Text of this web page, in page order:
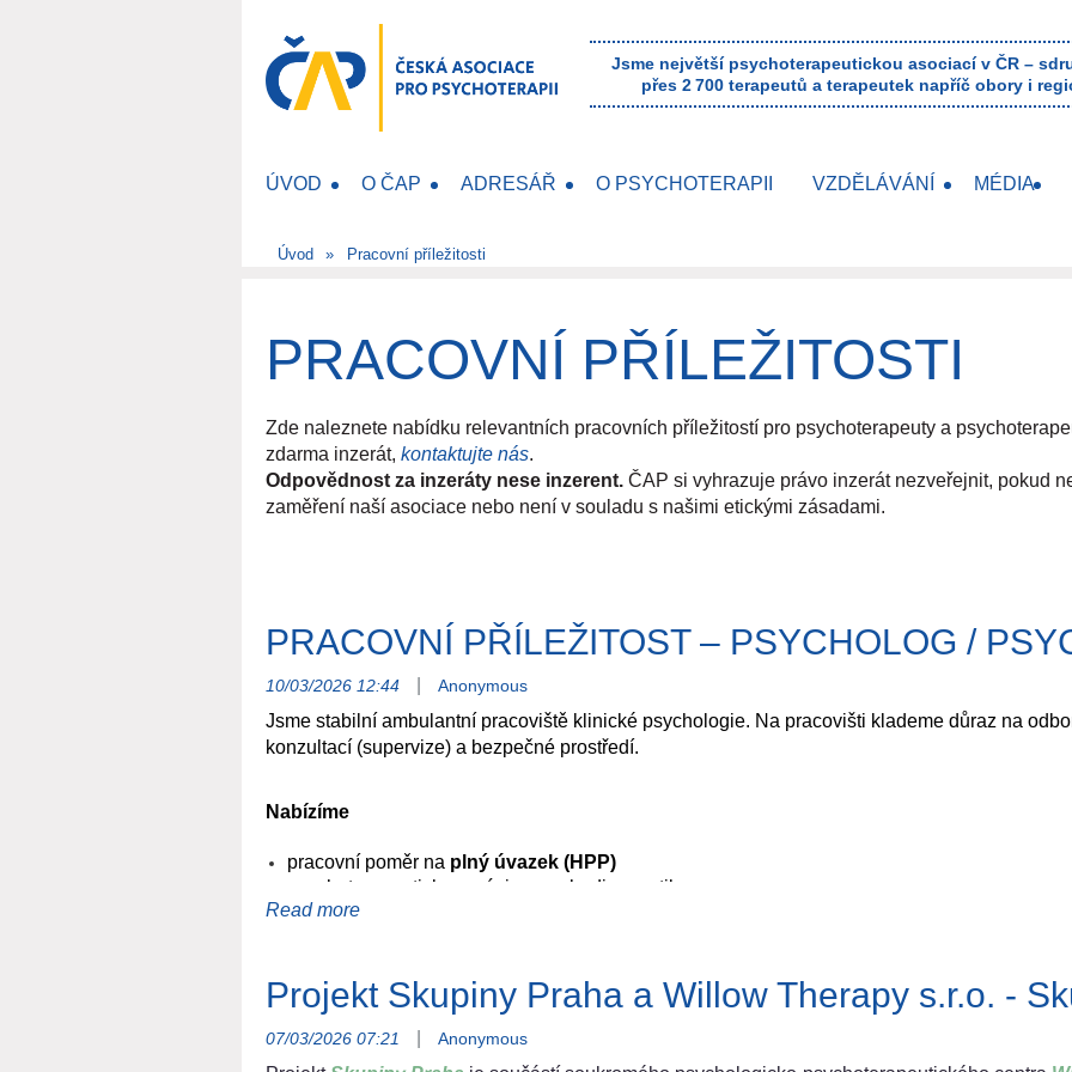
Jsme největší psychoterapeutickou asociací v ČR –
přes 2 700 terapeutů a terapeutek napříč obory i
ÚVOD O ČAP ADRESÁŘ O PSYCHOTERAPII VZDĚLÁVÁNÍ MÉDIA
Úvod Pracovní příležitosti
PRACOVNÍ PŘÍLEŽITOSTI
Zde naleznete nabídku relevantních pracovních příležitostí pro psychoterapeuty a
zdarma inzerát, kontaktujte nás.
Odpovědnost za inzeráty nese inzerent. ČAP si vyhrazuje právo inzerát nezveřejnit, pokud
zaměření naší asociace nebo není v souladu s našimi etickými zásadami.
PRACOVNÍ PŘÍLEŽITOST – PSYCHOLOG /
10/03/2026 12:44 Anonymous
Jsme stabilní ambulantní pracoviště klinické psychologie. Na pracovišti klademe důraz na
konzultací (supervize) a bezpečné prostředí.
Nabízíme
pracovní poměr na plný úvazek (HPP)
psychoterapeutickou práci a psychodiagnostiku
administrativní podporu recepce a office týmu
časovou flexibilitu v rámci pracovního týdne
akreditované pracoviště pro specializační vzdělávání v oboru klinická psychologie
podporu profesního rozvoje a předatestační přípravy
odbornou podporu při diagnostice a psaní zpráv (zprávy a vyšetření procházejí odbornou
Projekt Skupiny Praha a Willow Therapy s.r.o. -
07/03/2026 07:21 Anonymous